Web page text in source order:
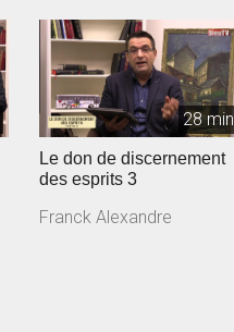
28 min
Le don de discernement
des esprits 3
Franck Alexandre